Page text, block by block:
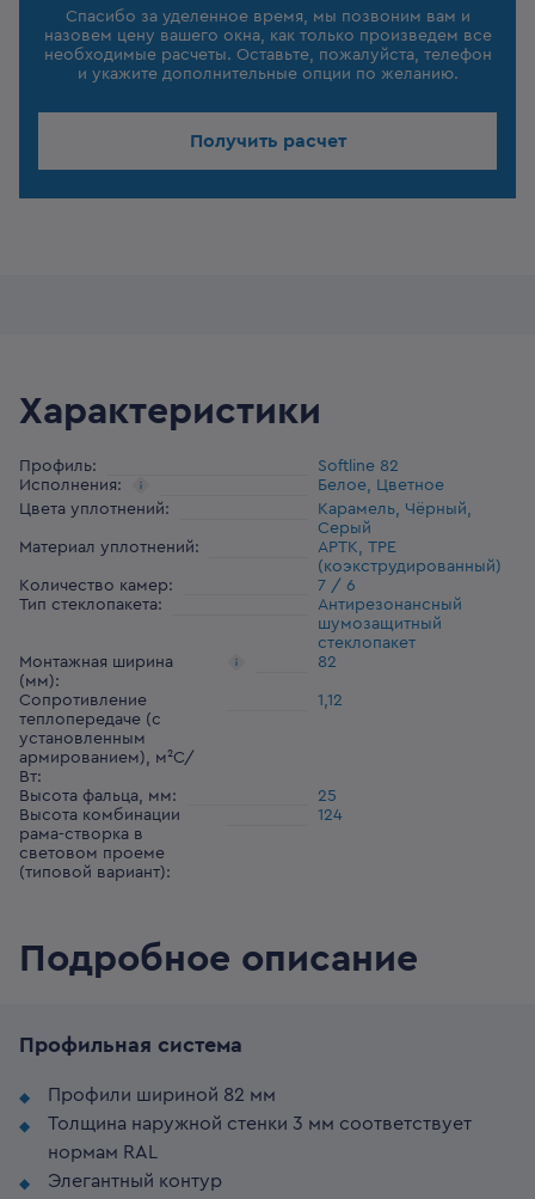
Спасибо за уделенное время, мы позвоним вам и
назовем цену вашего окна, как только произведем все
необходимые расчеты. Оставьте, пожалуйста, телефон
и укажите дополнительные опции по желанию.
Получить расчет
Характеристики
Профиль:
Softline 82
Исполнения:
Белое, Цветное
Цвета уплотнений:
Карамель, Чёрный,
Серый
Материал уплотнений:
АРТК, ТРЕ
(коэкструдированный)
Количество камер:
7 / 6
Тип стеклопакета:
Антирезонансный
шумозащитный
стеклопакет
Монтажная ширина
(мм):
82
Сопротивление
теплопередаче (с
установленным
армированием), м²С/
Вт:
1,12
Высота фальца, мм:
25
Высота комбинации
рама-створка в
световом проеме
(типовой вариант):
124
Подробное описание
Профильная система
Профили шириной 82 мм
Толщина наружной стенки 3 мм соответствует
нормам RAL
Элегантный контур